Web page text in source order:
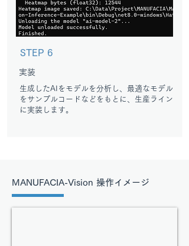
STEP 6
実装
生成したAIをモデルを分析し、最適なモデル
をサンプルコードなどをもとに、生産ライン
に実装します。
MANUFACIA-Vision 操作イメージ